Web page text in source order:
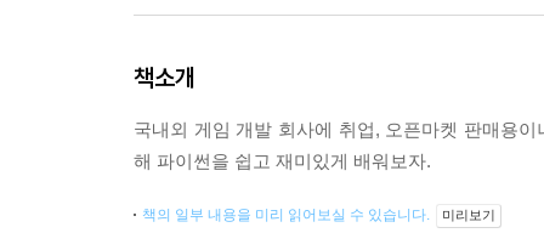
책소개
국내외 게임 개발 회사에 취업, 오픈마켓 판매용
해 파이썬을 쉽고 재미있게 배워보자.
책의 일부 내용을 미리 읽어보실 수 있습니다. 미리보기